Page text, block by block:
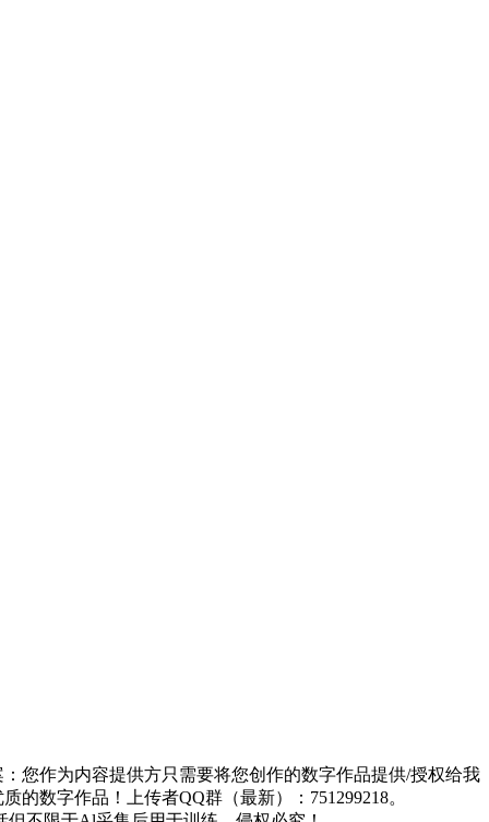
您作为内容提供方只需要将您创作的数字作品提供/授权给我
数字作品！上传者QQ群（最新）：751299218。